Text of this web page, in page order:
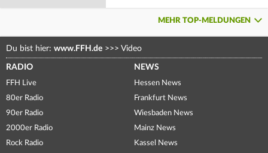
MEHR TOP-MELDUNGEN
Du bist hier: www.FFH.de >>> Video
RADIO
FFH Live
80er Radio
90er Radio
2000er Radio
Rock Radio
NEWS
Hessen News
Frankfurt News
Wiesbaden News
Mainz News
Kassel News